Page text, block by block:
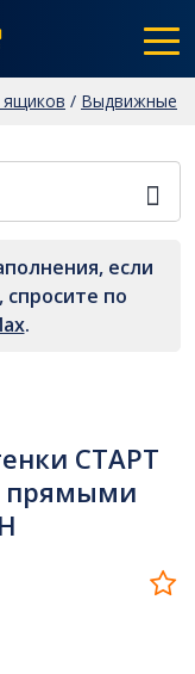
/ Выдвижные
боковинами
если
по
.
СТАРТ
прямыми